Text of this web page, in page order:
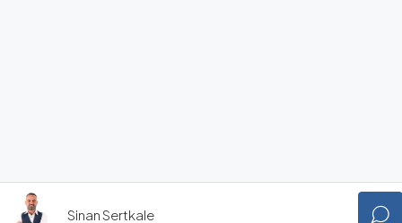
Sinan Sertkale